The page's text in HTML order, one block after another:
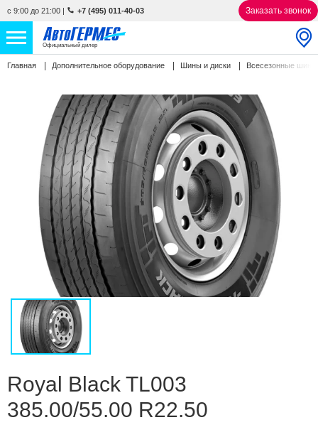
с 9:00 до 21:00 | +7 (495) 011-40-03 Заказать звонок
Официальный дилер
НОВЫЕ АВТОМОБИЛИ 4771 авто
С ПРОБЕГОМ 863 авто
СЕРВИС
УСЛУГИ
АКЦИИ
О КОМПАНИИ
КОНТАКТЫ
Избранное
Сравнение
Личный кабинет
Главная Дополнительное оборудование Шины и диски Всесезонные
Royal Black TL003
385.00/55.00 R22.50